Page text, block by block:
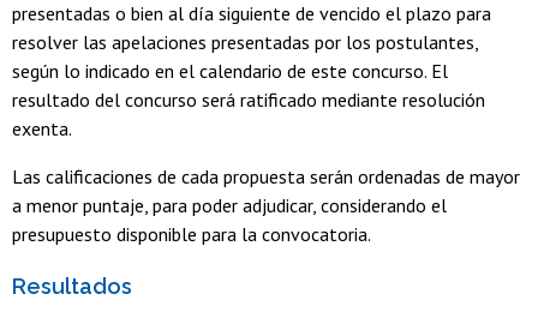
presentadas o bien al día siguiente de vencido el plazo para
resolver las apelaciones presentadas por los postulantes,
según lo indicado en el calendario de este concurso. El
resultado del concurso será ratificado mediante resolución
exenta.
Las calificaciones de cada propuesta serán ordenadas de mayor
a menor puntaje, para poder adjudicar, considerando el
presupuesto disponible para la convocatoria.
Resultados